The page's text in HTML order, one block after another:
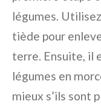
légumes.
tiède pour
terre. Ensuite, il
légumes en
mieux s’ils sont